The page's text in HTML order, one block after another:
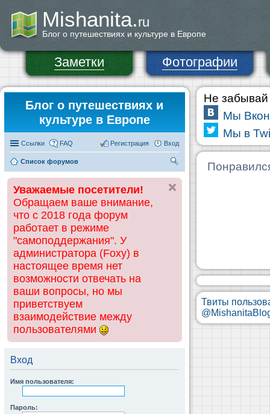
Mishanita.ru
Блог о путешествиях и культуре в Европе
Заметки Фотографии
Блог о путешествиях и
культуре в Европе
Ссылки FAQ Вход
Регистрация
Список форумов
ск
Уважаемые посетители!
Обращаем ваше внимание,
что с 2018 года форум
работает в режиме
"самоподдержания". У
администратора (Foxy) в
настоящее время нет
возможности отвечать на
ваши вопросы, но мы
приветствуем
взаимодействие между
пользователями
Вход
Имя пользователя:
Пароль:
Не забывай
Мы
Мы в
Твиты